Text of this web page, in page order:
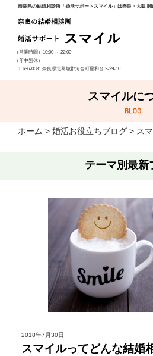
奈良県の結婚相談所「婚活サポートスマイル」は奈良・大阪 関
（営業時間）10:00 ～22:00
（年中無休）
〒636-0081 奈良県北葛城郡河合町星和台 2-29-10
スマイルに
ホーム > 婚活お役立ちブログ> ス
テーマ別最新
2018年7月30日
スマイルってどんな結婚